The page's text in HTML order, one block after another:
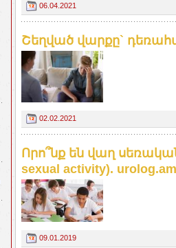
06.04.2021
Շեղված վարքը`
02.02.2021
Որո՞նք են վաղ
sexual activity). urolog.am
09.01.2019